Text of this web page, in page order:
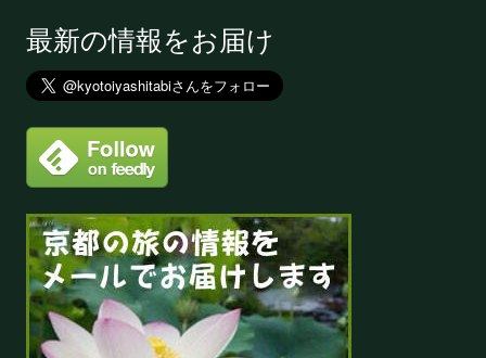
最新の情報をお届け